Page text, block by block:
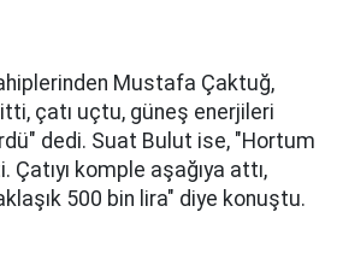
Mustafa Çaktuğ,
çatı uçtu, güneş enerjileri
dedi. Suat Bulut ise, "Hortum
Çatıyı komple aşağıya attı,
500 bin lira" diye konuştu.